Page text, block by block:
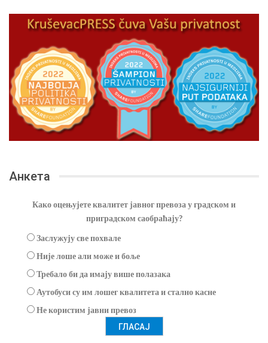
Анкета
Како оцењујете квалитет јавног превоза у градском и
приградском саобраћају?
Заслужују све похвале
Није лоше али може и боље
Требало би да имају више полазака
Аутобуси су им лошег квалитета и стално касне
Не користим јавни превоз